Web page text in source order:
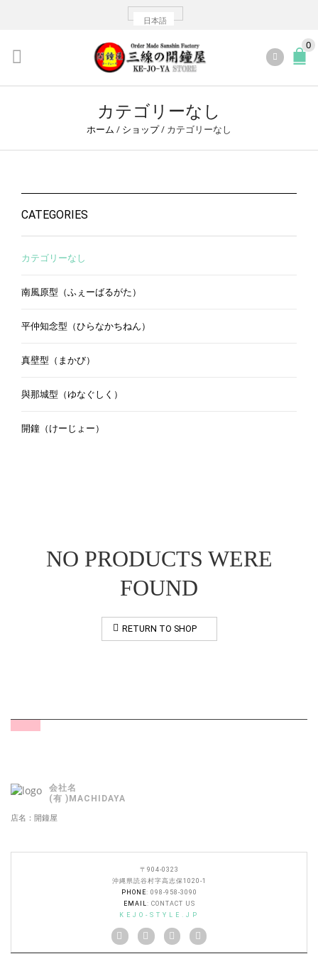
日本語
0
カテゴリーなし
ホーム / ショップ/ カテゴリーなし
NO PRODUCTS WERE
FOUND
RETURN TO SHOP
CATEGORIES
カテゴリーなし
南風原型（ふぇーばるがた）
平仲知念型（ひらなかちねん）
真壁型（まかび）
與那城型（ゆなぐしく）
開鐘（けーじょー）
会社名
(有 )MACHIDAYA
店名：開鐘屋
〒904-0323
沖縄県読谷村字高志保1020-1
PHONE: 098-958-3090
EMAIL: CONTACT US
KEJO-STYLE.JP